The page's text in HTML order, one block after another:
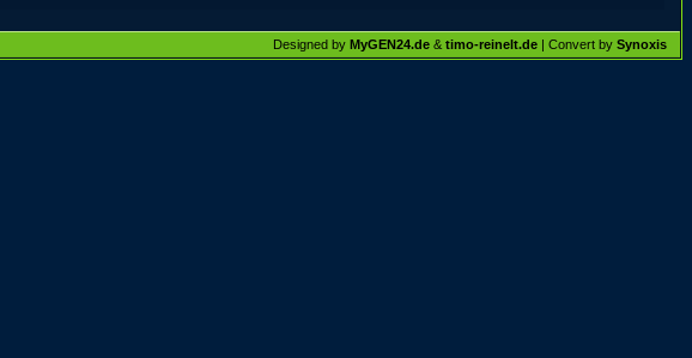
Designed by MyGEN24.de & timo-reinelt.de | Convert by Synoxis